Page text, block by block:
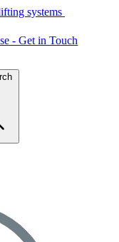
systems
- Get in Touch